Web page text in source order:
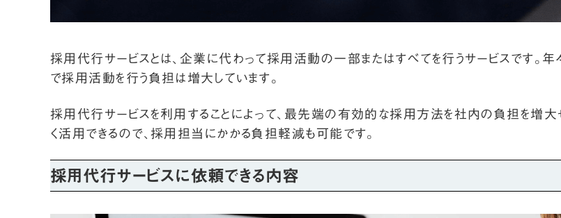
採用代行サービスとは、企業に代わって採用活動の一部またはすべてを行うサービスです。
で採用活動を行う負担は増大しています。
採用代行サービスを利用することによって、最先端の有効的な採用方法を社内の負担を増大
く活用できるので、採用担当にかかる負担軽減も可能です。
採用代行サービスに依頼できる内容